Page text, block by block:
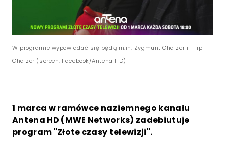
W programie wypowiadać się będą m.in. Zygmunt Chajzer i Filip
Chajzer (screen: Facebook/Antena HD)
1 marca w ramówce naziemnego kanału
Antena HD (MWE Networks) zadebiutuje
program "Złote czasy telewizji".